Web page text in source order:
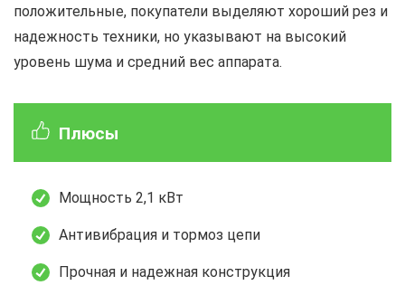
положительные, покупатели выделяют хороший рез и
надежность техники, но указывают на высокий
уровень шума и средний вес аппарата.
Плюсы
Мощность 2,1 кВт
Антивибрация и тормоз цепи
Прочная и надежная конструкция